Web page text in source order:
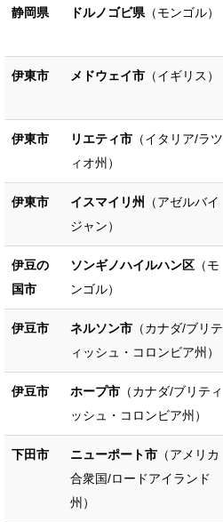
静岡県 ドルノゴビ県（モンゴル）
伊東市 メドウェイ市 （イギリス）
伊東市 リエティ市 （イタリア/ラツ
ィオ州）
伊東市 イスマイリ州
（アゼルバイ
ジャン）
伊豆の
国市
ソンギノハイルハン区 （モ
ンゴル）
伊豆市 ネルソン市 （カナダ/ブリテ
ィッシュ・コロンビア州）
伊豆市 ホープ市 （カナダ/ブリティ
ッシュ・コロンビア州）
下田市 ニューポート市 （アメリカ
合衆国/ロードアイランド
州）